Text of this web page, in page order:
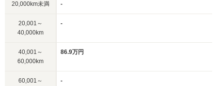
20,000km未満 -
20,001～
40,000km
-
40,001～
60,000km
86.9万円
60,001～
-